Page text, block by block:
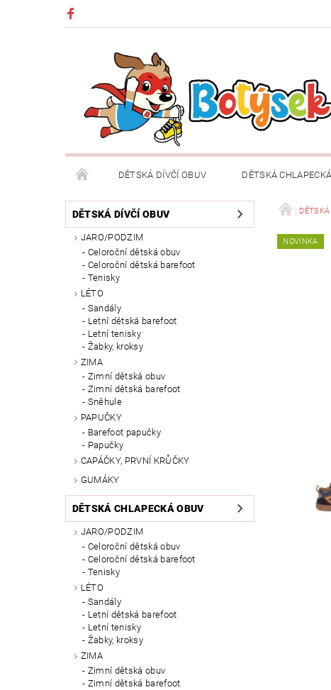
DĚTSKÁ DÍVČÍ OBUV DĚTSKÁ
DĚTSKÉ OBLEČENÍ A DOPLŇKY DÁRKOVÉ
DOPRAVA A PLATBA VRÁCENÍ ZBOŽÍ A REKLAMACE
DĚTSKÁ DÍVČÍ OBUV
JARO/PODZIM
Celoroční dětská obuv
Celoroční dětská barefoot
Tenisky
LÉTO
Sandály
Letní dětská barefoot
Letní tenisky
Žabky, kroksy
ZIMA
Zimní dětská obuv
Zimní dětská barefoot
Sněhule
PAPUČKY
Barefoot papučky
Papučky
CAPÁČKY, PRVNÍ KRŮČKY
GUMÁKY
DĚTSKÁ CHLAPECKÁ OBUV
JARO/PODZIM
Celoroční dětská obuv
Celoroční dětská barefoot
Tenisky
LÉTO
Sandály
Letní dětská barefoot
Letní tenisky
Žabky, kroksy
ZIMA
Zimní dětská obuv
Zimní dětská barefoot
NOVINKA